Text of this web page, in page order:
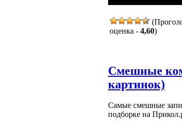
оценка - 4,60)
Смешные
картинок)
Самые смешные
подборке на